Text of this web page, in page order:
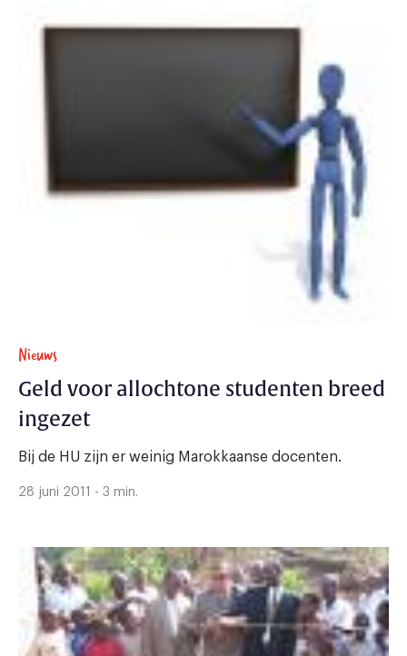
Nieuws
Geld voor allochtone studenten breed
ingezet
Bij de HU zijn er weinig Marokkaanse docenten.
28 juni 2011 - 3 min.